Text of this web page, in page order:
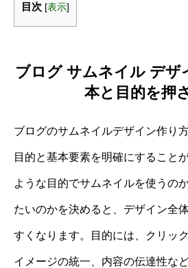
目次 [表示]
ブログ サムネイル デザ
本と目的を押
ブログのサムネイルデザイン作り
目的と基本要素を明確にすること
ような目的でサムネイルを使うの
たいのかを決めると、デザイン全
すくなります。目的には、クリッ
イメージの統一、内容の伝達性な